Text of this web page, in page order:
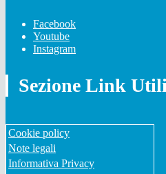
Facebook
Youtube
Instagram
Sezione Link Utili
Cookie policy
Note legali
Informativa Privacy